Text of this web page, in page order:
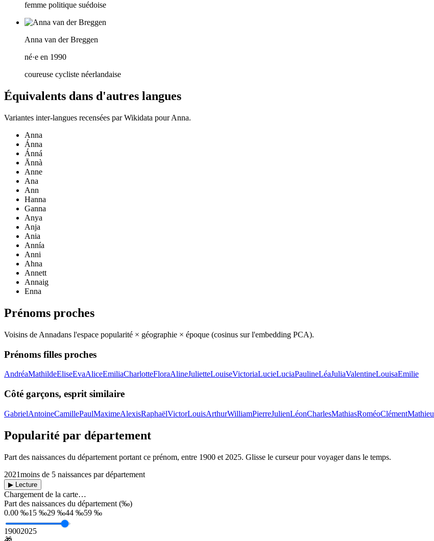
femme politique suédoise
Anna van der Breggen
né·e en 1990
coureuse cycliste néerlandaise
Équivalents dans d'autres langues
Variantes inter-langues recensées par Wikidata pourAnna.
Anna
Ánna
Ánná
Ānnà
Anne
Ana
Ann
Hanna
Ganna
Anya
Anja
Ania
Annía
Anni
Ahna
Annett
Annaig
Enna
Prénoms proches
Voisins de Annadans l'espace popularité × géographie × époque (cosinus sur l'embedding PCA).
Prénoms filles proches
AndréaMathildeEliseEvaAliceEmiliaCharlotteFloraAlineJulietteLouiseVictoriaLucieLuciaPaulineLéaJuliaValentineLouisaEmilie
Côté garçons, esprit similaire
GabrielAntoineCamillePaulMaximeAlexisRaphaëlVictorLouisArthurWilliamPierreJulienLéonCharlesMathiasRoméoClémentMathieu
Popularité par département
Part des naissances du département portant ce prénom, entre 1900 et 2025. Glisse le curseur pour voyager dans le temps.
2021moins de 5 naissances par département
▶ Lecture
Chargement de la carte…
Part des naissances du département (‰)
0.00 ‰15 ‰29 ‰44 ‰59 ‰
19002025